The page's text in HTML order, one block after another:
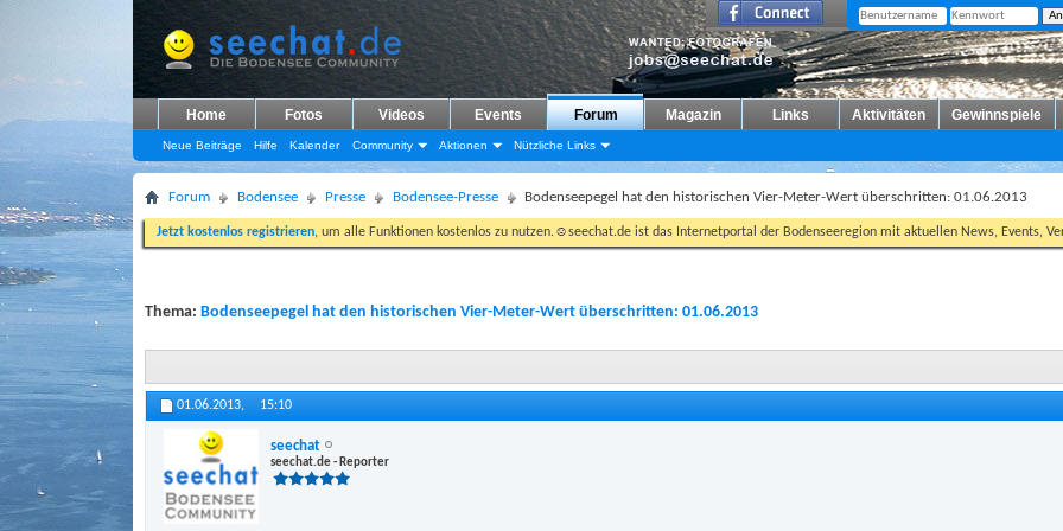
Home Fotos Videos Events Forum
Neue Beiträge Hilfe Kalender Community Aktionen Nützliche Links
Magazin Links Aktivitäten Gewinnspiele
Forum Bodensee Presse Bodensee-Presse Bodenseepegel hat den historischen Vier-Meter-Wert überschritten: 01.06.2013
Jetzt kostenlos registrieren, um alle Funktionen kostenlos zu nutzen.☺seechat.de ist das Internetportal der Bodenseeregion mit aktuellen News, Events,
Thema: Bodenseepegel hat den historischen Vier-Meter-Wert überschritten: 01.06.2013
01.06.2013, 15:10
seechat
seechat.de - Reporter